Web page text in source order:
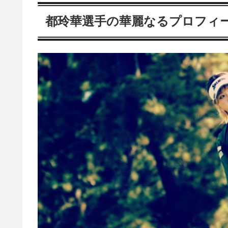
都玲華選手の華麗なるプロフィ